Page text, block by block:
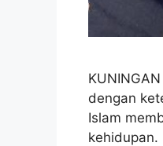
dengan
Islam
kehidupan.